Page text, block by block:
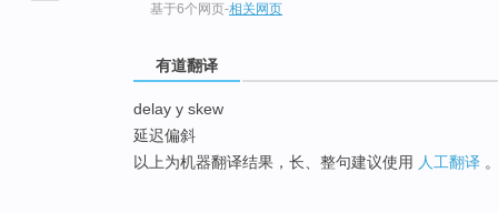
基于6个网页-相关网页
有道翻译
delay y skew
延迟偏斜
以上为机器翻译结果，长、整句建议使用 人工翻译